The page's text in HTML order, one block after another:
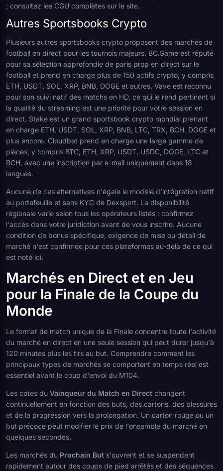
; consultez les CGU complètes sur le site.
Autres Sportsbooks Crypto
Plusieurs autres sportsbooks crypto proposent des marchés de
football en direct pour les tournois majeurs. BC.Game est réputé
pour sa sélection approfondie de paris prop en direct sur le
football et prend en charge plus de 150 actifs crypto, y compris
ETH, USDT, SOL, XRP, BNB, DOGE et autres. Vave est reconnu
pour son suivi natif des matchs en HD, ce qui le rend pertinent si
la qualité du streaming est une priorité pour votre session en
direct. Stake est un grand sportsbook crypto mondial prenant
en charge ETH, USDT, SOL, XRP, BNB, LTC, TRX, BCH, DOGE et
plus encore. Cloudbet prend en charge une large gamme de
pièces, y compris BTC, ETH, XRP, USDT, USDC, DOGE, LTC et
BCH, avec une inscription par e-mail uniquement dans 18
langues.
Aucune de ces alternatives n'égale le modèle d'intégration natif
au portefeuille et sans KYC de Dexsport. La disponibilité
régionale varie selon tous les opérateurs listés ; confirmez
l'accès dans votre juridiction avant de vous inscrire. Aucune
condition de bonus spécifique, exigence de mise ou détail de
marché n'est confirmée pour ces plateformes au-delà de ce qui
est noté ici.
Marchés en Direct et en Jeu
pour la Finale de la Coupe du
Monde
Le format de match unique de la Finale concentre toute l'activité
du marché en direct en une seule session qui peut durer jusqu'à
120 minutes plus les tirs au but. Comprendre comment les
principaux types de marchés se comportent en temps réel est
essentiel avant le coup d'envoi du M104.
Les cotes du Vainqueur du Match en Direct changent
continuellement en fonction des buts, des cartons, des blessures
et de la progression vers la prolongation. Un carton rouge ou un
but précoce peut modifier le prix de l'ensemble du marché en
quelques secondes.
Les marchés du Prochain But s'ouvrent et se suspendent
rapidement autour des coups de pied arrêtés et des séquences